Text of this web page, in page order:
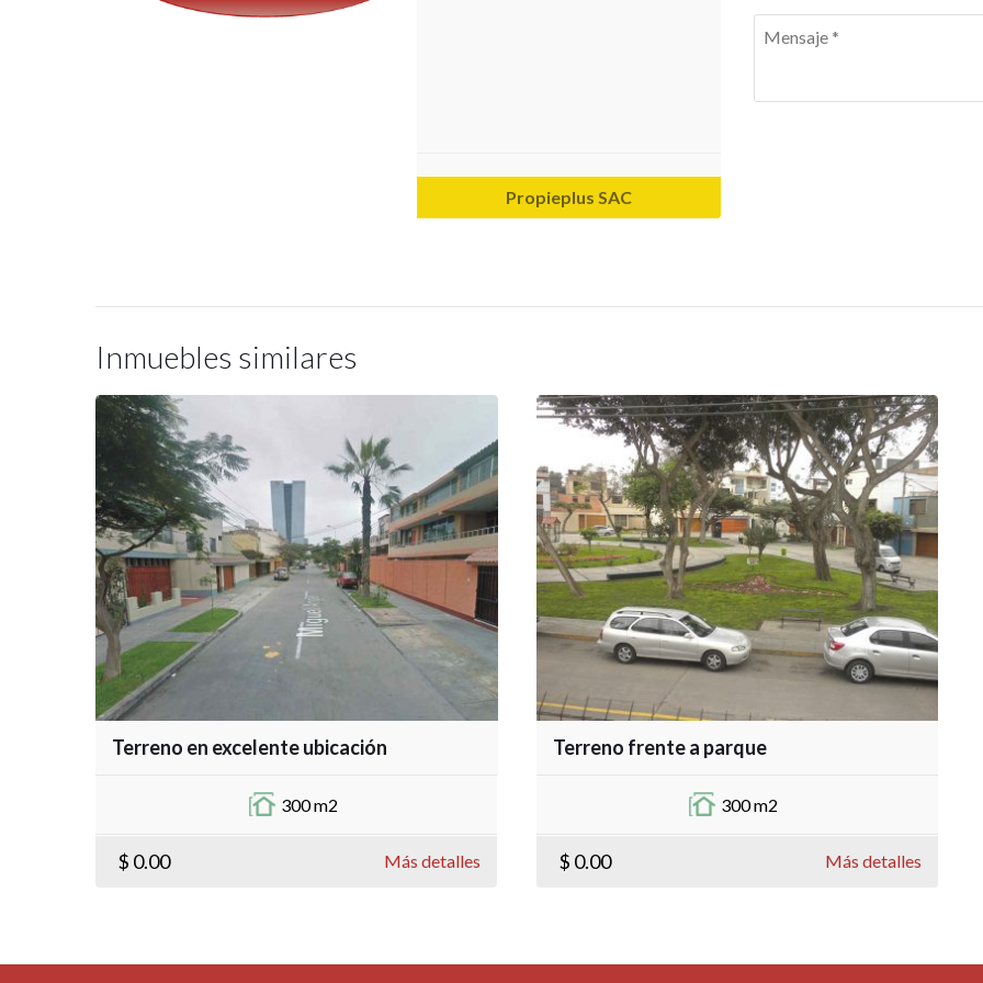
Propieplus SAC
Inmuebles similares
Terreno en excelente ubicación
300 m2
$ 0.00 Más detalles
Terreno frente a parque
300 m2
$ 0.00 Más detalles